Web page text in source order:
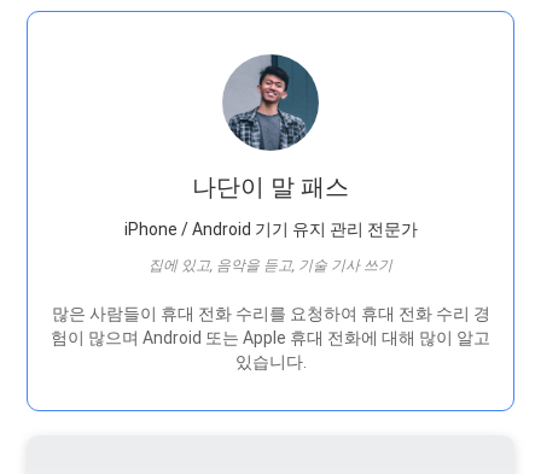
나단이 말 패스
iPhone / Android 기기 유지 관리 전문가
집에 있고, 음악을 듣고, 기술 기사 쓰기
많은 사람들이 휴대 전화 수리를 요청하여 휴대 전화 수리 경
험이 많으며 Android 또는 Apple 휴대 전화에 대해 많이 알고
있습니다.